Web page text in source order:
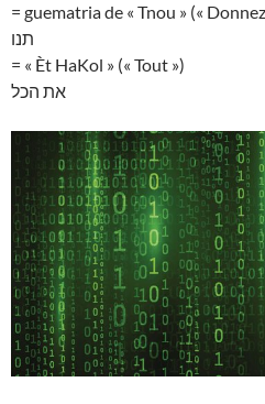
= guematria de « Tnou » («
תנו
= « Èt HaKol » (« Tout »)
את הכל